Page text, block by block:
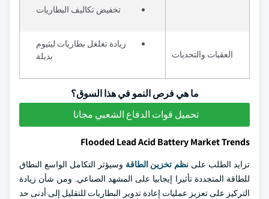
تخفيض تكاليف البطاريات
العقبات والتحديات
زيادة تغلغل بطاريات ليثيوم
بديلة
ما هي فرص النمو في هذا السوق؟
تحميل قوات الدفاع الشعبي مجانا
Flooded Lead Acid Battery Market Trends
تزايد الطلب على نظم تخزين الطاقة وسيؤثر التكامل الواسع النطاق
للطاقة المتجددة تأثيرا إيجابيا على المشهد الصناعي. ومن شأن زيادة
التركيز على تعزيز عمليات إعادة تدوير البطاريات للتقليل إلى أدنى حد